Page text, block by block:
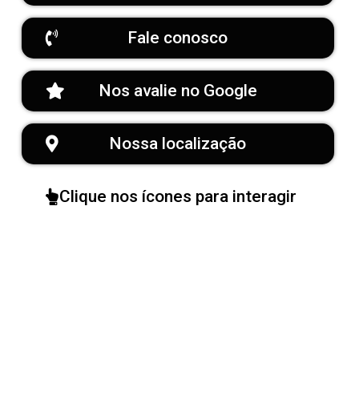
Fale conosco
Nos avalie no Google
Nossa localização
Clique nos ícones para interagir